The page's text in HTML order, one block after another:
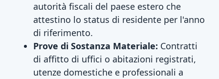
autorità fiscali del paese estero che
attestino lo status di residente per l'anno
di riferimento.
Prove di Sostanza Materiale: Contratti
di affitto di uffici o abitazioni registrati,
utenze domestiche e professionali a